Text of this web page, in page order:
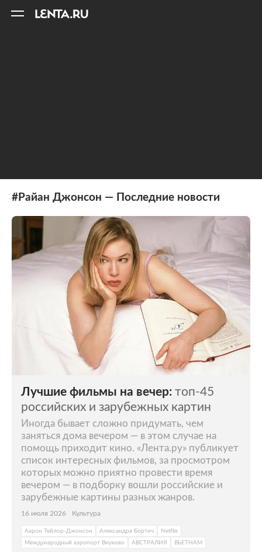
#Райан Джонсон — Последние новости
Лучшие фильмы на вечер: топ-45
российских и зарубежных картин
Иногда бывает сложно придумать, чем
заняться дома вечером — в этом случае на
помощь приходит кино. «Лента.ру» публикует
список интересных фильмов, за просмотром
которых можно приятно провести время
вечером — в подборку вошли российские и
зарубежные картины разных жанров.
16 июля 2026 Культура
Аарон Тейлор-Джонсон Александра Бортич
Netflix
Международный аэропорт Внуково
АВСТРАЛИЯ ВЬЕТНАМ